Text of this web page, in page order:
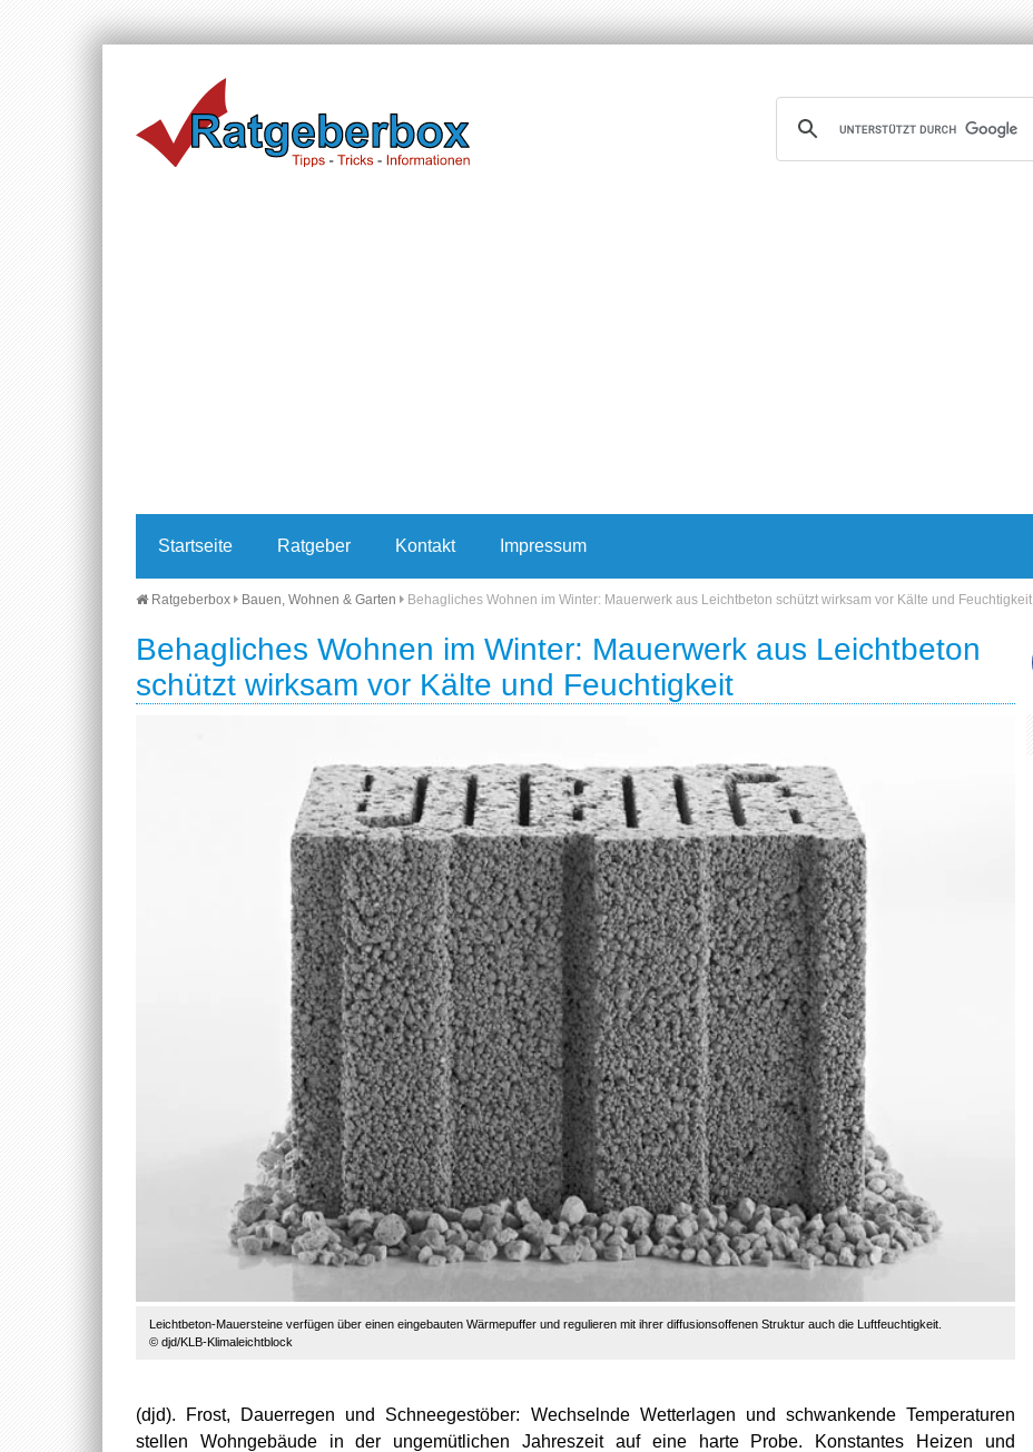
Startseite Ratgeber Kontakt Impressum
Ratgeberbox Bauen, Wohnen & Garten Behagliches Wohnen im Winter: Mauerwerk aus Leichtbeton schützt wirksam vor Kälte und Feuchtigkeit
Behagliches Wohnen im Winter: Mauerwerk aus Leichtbeton
schützt wirksam vor Kälte und Feuchtigkeit
Leichtbeton-Mauersteine verfügen über einen eingebauten Wärmepuffer und regulieren mit ihrer diffusionsoffenen Struktur auch die Luftfeuchtigkeit.
© djd/KLB-Klimaleichtblock
(djd). Frost, Dauerregen und Schneegestöber: Wechselnde Wetterlagen und schwankende Temperaturen
stellen Wohngebäude in der ungemütlichen Jahreszeit auf eine harte Probe. Konstantes Heizen und